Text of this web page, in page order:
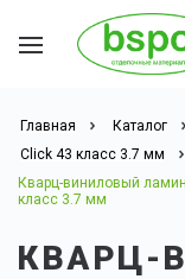
Главная Каталог
Click 43 класс 3.7 мм
Кварц-виниловый
класс 3.7 мм
КВАРЦ-